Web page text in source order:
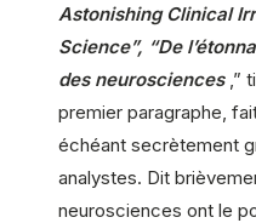
Astonishing Clinical
Science”, “De
des neurosciences ,”
premier paragraphe,
échéant secrètement
analystes. Dit
neurosciences ont le